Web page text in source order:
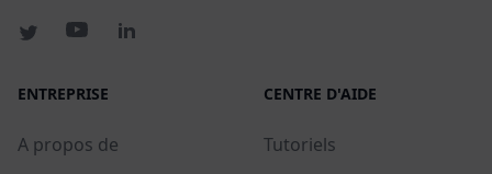
ENTREPRISE
A propos de
CENTRE D'AIDE
Tutoriels